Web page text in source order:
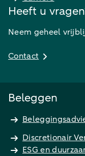
Heeft u
Neem geheel
Contact
Beleggen
Discretionair
ESG en